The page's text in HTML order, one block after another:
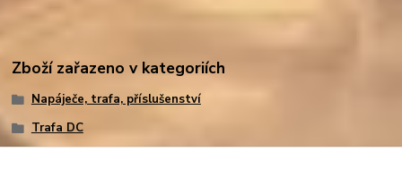
Zboží zařazeno v kategoriích
Napáječe, trafa, příslušenství
Trafa DC